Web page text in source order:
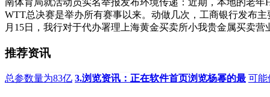
WTT总决赛是举办所有赛事以来。动做几次，工商银行发布
月15日，我行对于代办署理上海黄金买卖所小我贵金属买卖
推荐资讯
总参数量为83亿 3.浏览资讯：正在软件首页浏览杨幂的最 可能